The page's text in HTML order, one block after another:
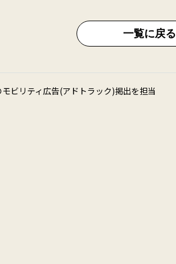
一覧に戻る
ビリティ広告(アドトラック)掲出を担当